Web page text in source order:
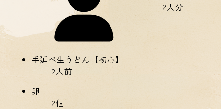
2人分
手延べ生うどん【初心】
2人前
卵
2個